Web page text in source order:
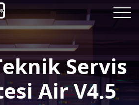
Servis
Air V4.5